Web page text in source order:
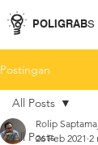
POLIGRABS
Postingan
All Posts
All Posts
Rolip
26 Feb 2021 2